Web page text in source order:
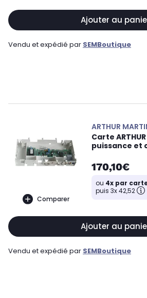
Ajouter au
Vendu et expédié par SEMBoutique
Comparer
ARTHUR
Carte
puissance et
170,10€
ou 4x par
puis 3x 42,52
Ajouter au
Vendu et expédié par SEMBoutique